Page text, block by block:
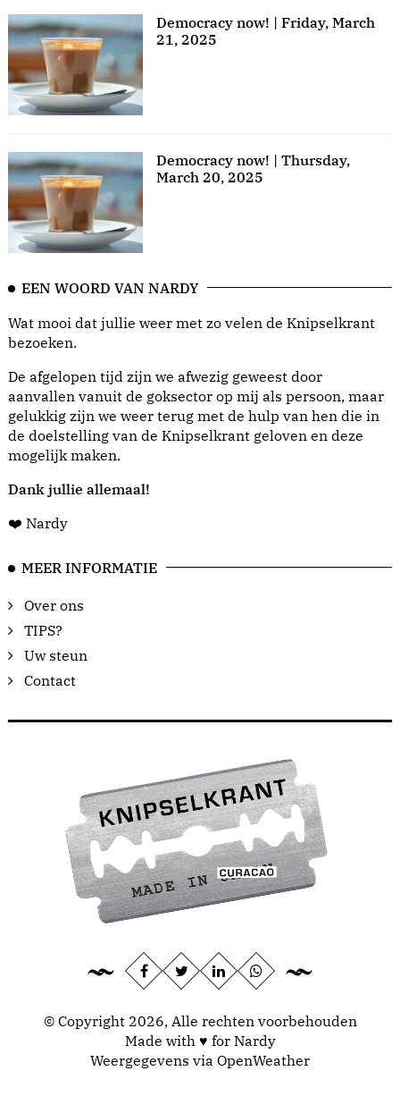
Democracy now! | Friday, March
21, 2025
Democracy now! | Thursday,
March 20, 2025
EEN WOORD VAN NARDY
Wat mooi dat jullie weer met zo velen de Knipselkrant
bezoeken.
De afgelopen tijd zijn we afwezig geweest door
aanvallen vanuit de goksector op mij als persoon, maar
gelukkig zijn we weer terug met de hulp van hen die in
de doelstelling van de Knipselkrant geloven en deze
mogelijk maken.
Dank jullie allemaal!
❤️ Nardy
MEER INFORMATIE
Over ons
TIPS?
Uw steun
Contact
© Copyright 2026, Alle rechten voorbehouden
Made with ♥ for Nardy
Weergegevens via OpenWeather